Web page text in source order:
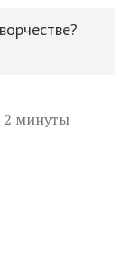
2 минуты